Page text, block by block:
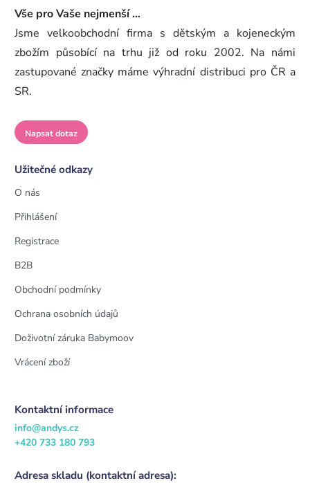
Vše pro Vaše nejmenší ...
Jsme velkoobchodní firma s dětským a kojeneckým
zbožím působící na trhu již od roku 2002. Na námi
zastupované značky máme výhradní distribuci pro ČR a
SR.
Napsat dotaz
Užitečné odkazy
O nás
Přihlášení
Registrace
B2B
Obchodní podmínky
Ochrana osobních údajů
Doživotní záruka Babymoov
Vrácení zboží
Kontaktní informace
info@andys.cz
+420 733 180 793
Adresa skladu (kontaktní adresa):